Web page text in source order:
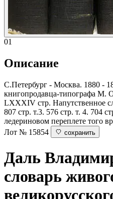
01
Описание
С.Петербург - Москва. 1880 -
книгопродавца-типографа М.
LXXXIV стр. Напутственное
807 стр. т.3. 576 стр. т. 4. 704
ледериновом переплете того
Лот № 15854
сохранить
Даль
словарь